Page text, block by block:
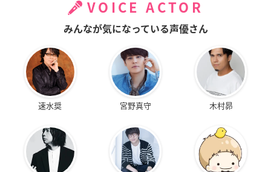
VOICE ACTOR
みんなが気になっている声優さん
速水奨 宮野真守 木村昴